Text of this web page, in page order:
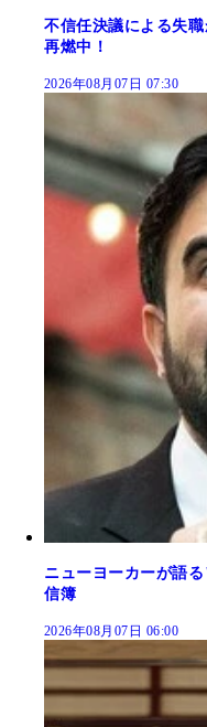
不信任決議による失
再燃中！
2026年08月07日 07:30
ニューヨーカーが語
信簿
2026年08月07日 06:00